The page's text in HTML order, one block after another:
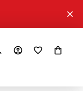
close
account_circle shopping_bag